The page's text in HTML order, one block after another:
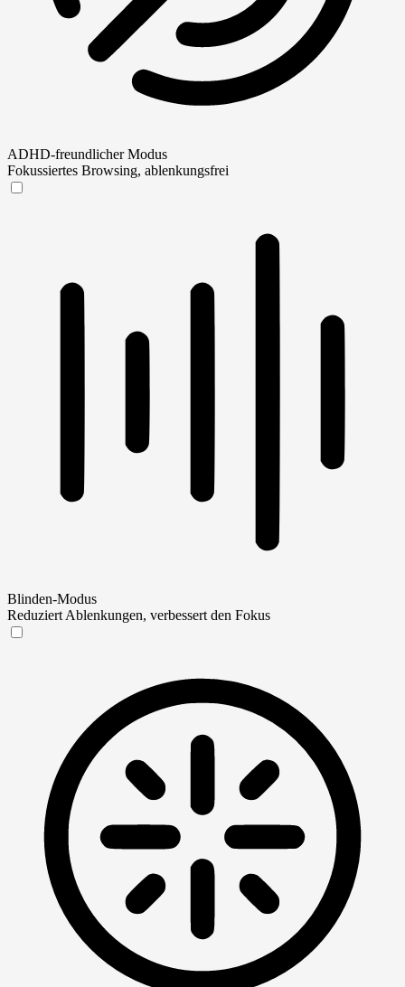
ADHD-freundlicher Modus
Fokussiertes Browsing, ablenkungsfrei
Blinden-Modus
Reduziert Ablenkungen, verbessert den Fokus